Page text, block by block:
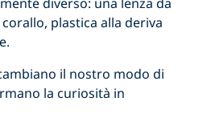
plastica alla deriva
il nostro modo di
la curiosità in